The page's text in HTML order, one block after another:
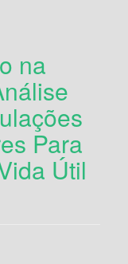
na
Para
Útil